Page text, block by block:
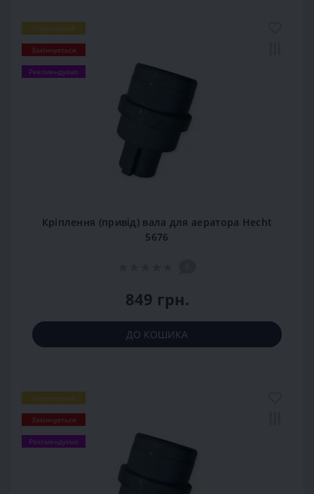
Популярний
Закінчується
Рекомендуємо
Кріплення (привід) вала для аератора Hecht
5676
849 грн.
ДО КОШИКА
Популярний
Закінчується
Рекомендуємо